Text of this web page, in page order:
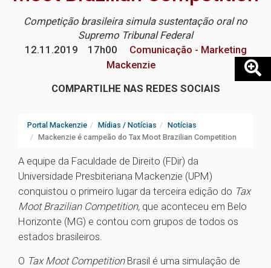
Competição brasileira simula sustentação oral no
Supremo Tribunal Federal
12.11.2019
17h00
Comunicação - Marketing
Mackenzie
COMPARTILHE NAS REDES SOCIAIS
Portal Mackenzie Mídias / Notícias
Notícias
Mackenzie é campeão do Tax Moot Brazilian Competition
A equipe da Faculdade de Direito (FDir) da
Universidade Presbiteriana Mackenzie (UPM)
conquistou o primeiro lugar da terceira edição do Tax
Moot Brazilian Competition, que aconteceu em Belo
Horizonte (MG) e contou com grupos de todos os
estados brasileiros.
O Tax Moot CompetitionBrasil é uma simulação de